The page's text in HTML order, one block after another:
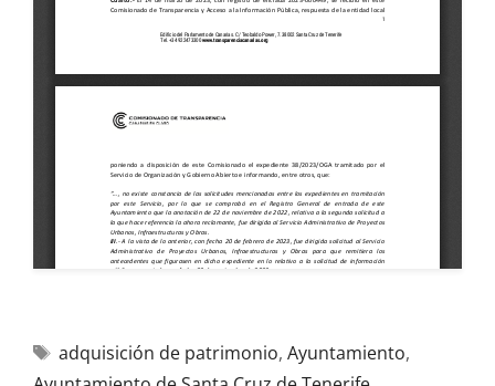
adquisición de patrimonio, Ayuntamiento,